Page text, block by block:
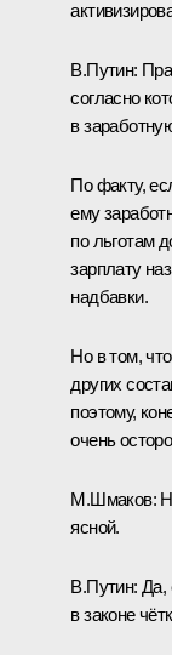
В.Путин:
согласно
в
По факту,
ему
по льготам
зарплату
надбавки.
Но в том,
других
поэтому,
очень
М.Шмаков:
ясной.
В.Путин: Да,
в законе